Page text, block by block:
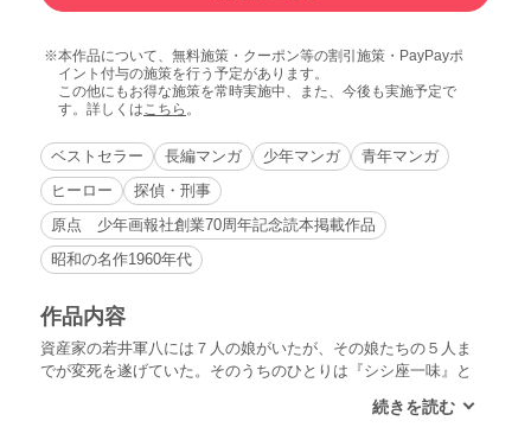
本作品について、無料施策・クーポン等の割引施策・PayPayポ
イント付与の施策を行う予定があります。
この他にもお得な施策を常時実施中、また、今後も実施予定で
す。詳しくはこちら 。
ベストセラー 長編マンガ 少年マンガ
青年マンガ
ヒーロー
探偵・刑事
原点 少年画報社創業70周年記念読本掲載作品
昭和の名作1960年代
作品内容
資産家の若井軍八には７人の娘がいたが、その娘たちの５人ま
でが変死を遂げていた。そのうちのひとりは『シシ座一味』と
分で無罪となってしまった。この事件が40億円の遺産争いから